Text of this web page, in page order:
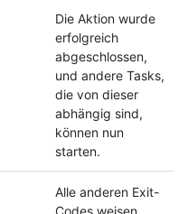
Die Aktion wurde
erfolgreich
abgeschlossen,
und andere Tasks,
die von dieser
abhängig sind,
können nun
starten.
Alle anderen Exit-